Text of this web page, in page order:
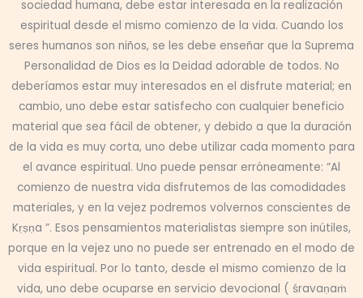
sociedad humana, debe estar interesada en la realización
espiritual desde el mismo comienzo de la vida. Cuando los
seres humanos son niños, se les debe enseñar que la Suprema
Personalidad de Dios es la Deidad adorable de todos. No
deberíamos estar muy interesados ​​en el disfrute material; en
cambio, uno debe estar satisfecho con cualquier beneficio
material que sea fácil de obtener, y debido a que la duración
de la vida es muy corta, uno debe utilizar cada momento para
el avance espiritual. Uno puede pensar erróneamente: “Al
comienzo de nuestra vida disfrutemos de las comodidades
materiales, y en la vejez podremos volvernos conscientes de
Kṛṣṇa ”. Esos pensamientos materialistas siempre son inútiles,
porque en la vejez uno no puede ser entrenado en el modo de
vida espiritual. Por lo tanto, desde el mismo comienzo de la
vida, uno debe ocuparse en servicio devocional ( śravaṇaṁ